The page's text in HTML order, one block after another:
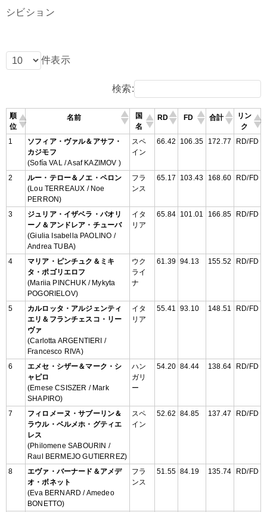
シビション
件表示
検索:
順
位
名前
国
名
RD FD 合計
リン
ク
1
ソフィア・ヴァル＆アサフ・
カジモフ
(Sofía VAL / Asaf KAZIMOV )
スペ
イン
66.42 106.35 172.77 RD/FD
2
ルー・テロー＆ノエ・ペロン
(Lou TERREAUX / Noe
PERRON)
フラ
ンス
65.17 103.43 168.60 RD/FD
3
ジュリア・イザベラ・パオリ
ーノ＆アンドレア・チューバ
(Giulia Isabella PAOLINO /
Andrea TUBA)
イタ
リア
65.84 101.01 166.85 RD/FD
4
マリア・ピンチュク＆ミキ
タ・ポゴリエロフ
(Mariia PINCHUK / Mykyta
POGORIELOV)
ウク
ライ
ナ
61.39 94.13 155.52 RD/FD
5
カルロッタ・アルジェンティ
エリ＆フランチェスコ・リー
ヴァ
(Carlotta ARGENTIERI /
Francesco RIVA)
イタ
リア
55.41 93.10 148.51 RD/FD
6
エメセ・シザー＆マーク・シ
ャピロ
(Emese CSISZER / Mark
SHAPIRO)
ハン
ガリ
ー
54.20 84.44 138.64 RD/FD
7
フィロメーヌ・サブーリン＆
ラウル・ベルメホ・グティエ
レス
(Philomene SABOURIN /
Raul BERMEJO GUTIERREZ)
スペ
イン
52.62 84.85 137.47 RD/FD
8
エヴァ・バーナード＆アメデ
オ・ボネット
(Eva BERNARD / Amedeo
BONETTO)
フラ
ンス
51.55 84.19 135.74 RD/FD